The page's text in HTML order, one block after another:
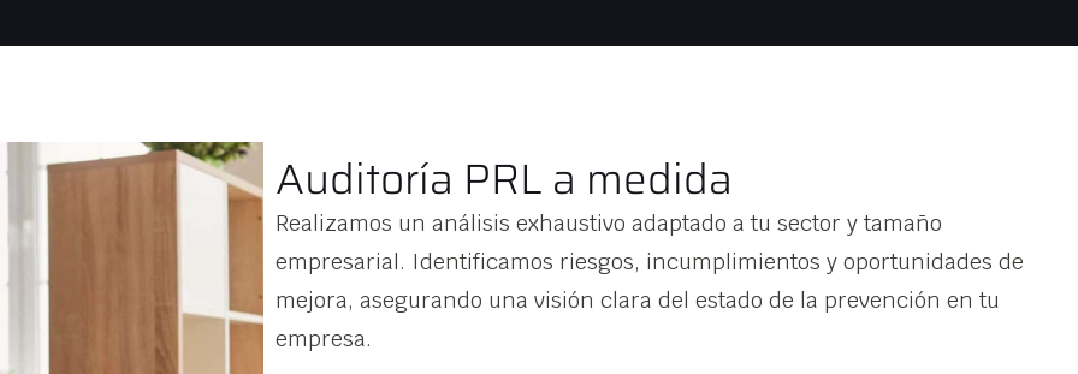
Auditoría PRL a medida
Realizamos un análisis exhaustivo adaptado a tu sector y tamaño
empresarial. Identificamos riesgos, incumplimientos y oportunidades de
mejora, asegurando una visión clara del estado de la prevención en tu
empresa.